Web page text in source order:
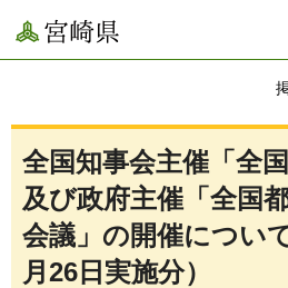
宮崎県
全国知事会主催「全国
及び政府主催「全国
会議」の開催につい
月26日実施分）